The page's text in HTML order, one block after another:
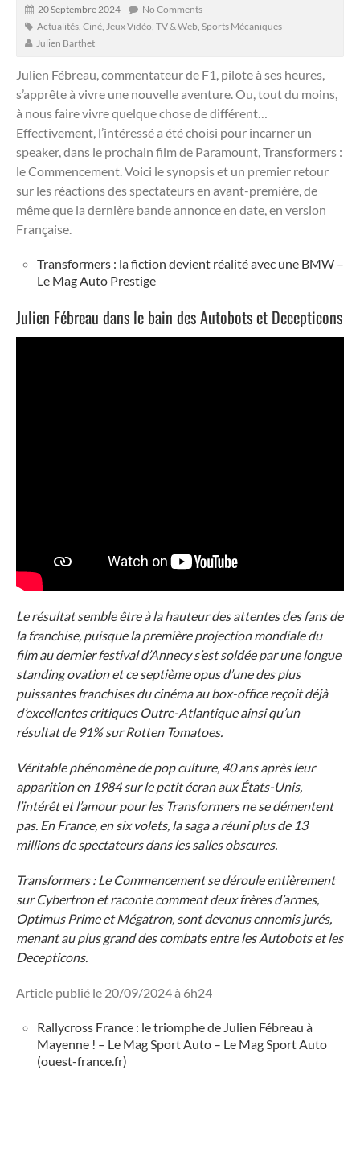
20 Septembre 2024
No Comments
Actualités Ciné, Jeux Vidéo, TV & Web Sports Mécaniques
Julien Barthet
Julien Fébreau, commentateur de F1, pilote à ses heures,
s’apprête à vivre une nouvelle aventure.Ou, tout du moins,
à nous faire vivre quelque chose de différent…
Effectivement, l’intéressé a été choisi pour incarner un
speaker, dans le prochain film de Paramount, Transformers :
le Commencement. Voici le synopsis et un premier retour
sur les réactions des spectateurs en avant-première, de
même que la dernière bande annonce en date, en version
Française.
Transformers : la fiction devient réalité avec une BMW –
Le Mag Auto Prestige
Julien Fébreau dans le bain des Autobots et Decepticons
Le résultat semble être à la hauteur des attentes des fans de
la franchise, puisque la première projection mondiale du
film au dernier festival d’Annecy s’est soldée par une longue
standing ovation et ce septième opus d’une des plus
puissantes franchises du cinéma au box-office reçoit déjà
d’excellentes critiques Outre-Atlantique ainsi qu’un
résultat de 91% sur Rotten Tomatoes.
Véritable phénomène de pop culture, 40 ans après leur
apparition en 1984 sur le petit écran aux États-Unis,
l’intérêt et l’amour pour les Transformers ne se démentent
pas. En France, en six volets, la saga a réuni plus de 13
millions de spectateurs dans les salles obscures.
Transformers : Le Commencement se déroule entièrement
sur Cybertron et raconte comment deux frères d’armes,
Optimus Prime et Mégatron, sont devenus ennemis jurés,
menant au plus grand des combats entre les Autobots et les
Decepticons.
Article publié le 20/09/2024 à 6h24
Rallycross France : le triomphe de Julien Fébreau à
Mayenne ! – Le Mag Sport Auto – Le Mag Sport Auto
(ouest-france.fr)